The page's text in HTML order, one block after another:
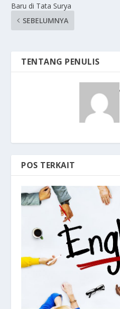
Baru di Tata Surya
SEBELUMNYA
TENTANG PENULIS
POS TERKAIT